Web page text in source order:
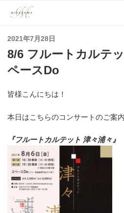
投
稿
日:
2021年7月28日
8/6 フルートカルテ
ペースDo
皆様こんにちは！
本日はこちらのコンサートのご案内
『フルートカルテット 津々浦々 』